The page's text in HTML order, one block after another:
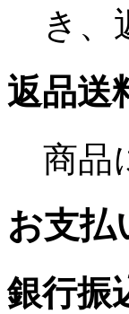
き、
返品送
商品
お支払
銀行振